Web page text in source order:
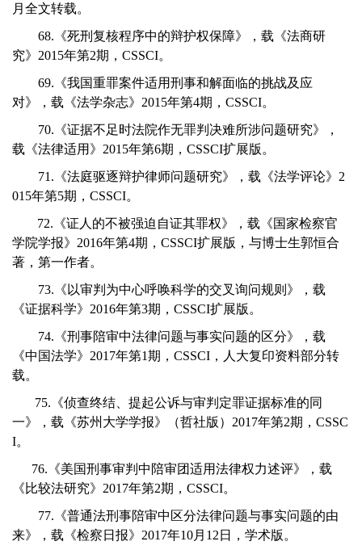
月全文转载。
68.《死刑复核程序中的辩护权保障》，载《法商研
究》2015年第2期，CSSCI。
69.《我国重罪案件适用刑事和解面临的挑战及应
对》，载《法学杂志》2015年第4期，CSSCI。
70.《证据不足时法院作无罪判决难所涉问题研究》，
载《法律适用》2015年第6期，CSSCI扩展版。
71.《法庭驱逐辩护律师问题研究》，载《法学评论》2
015年第5期，CSSCI。
72.《证人的不被强迫自证其罪权》，载《国家检察官
学院学报》2016年第4期，CSSCI扩展版，与博士生郭恒合
著，第一作者。
73.《以审判为中心呼唤科学的交叉询问规则》，载
《证据科学》2016年第3期，CSSCI扩展版。
74.《刑事陪审中法律问题与事实问题的区分》，载
《中国法学》2017年第1期，CSSCI，人大复印资料部分转
载。
75.《侦查终结、提起公诉与审判定罪证据标准的同
一》，载《苏州大学学报》（哲社版）2017年第2期，CSSC
I。
76.《美国刑事审判中陪审团适用法律权力述评》，载
《比较法研究》2017年第2期，CSSCI。
77.《普通法刑事陪审中区分法律问题与事实问题的由
来》，载《检察日报》2017年10月12日，学术版。